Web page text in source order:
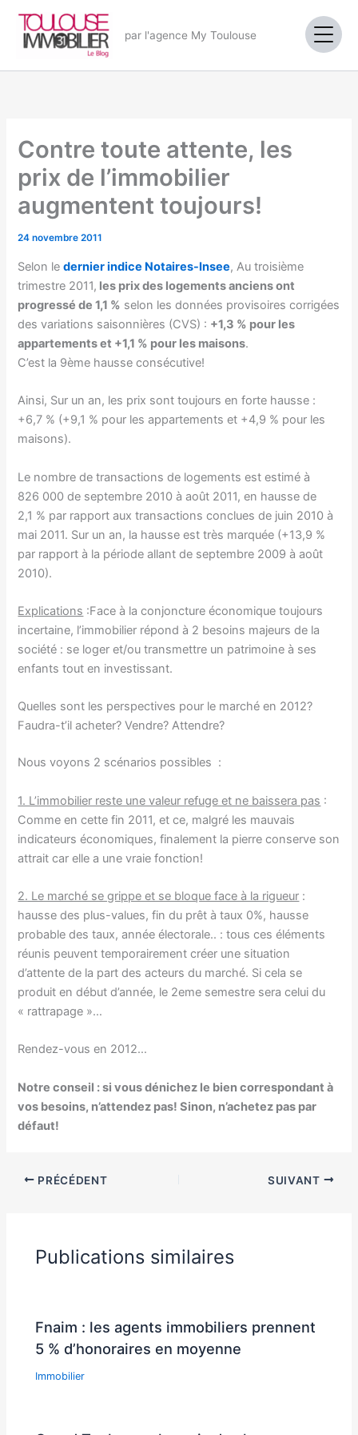
contenu
par l'agence My Toulouse
Contre toute attente, les
prix de l’immobilier
augmentent toujours!
24 novembre 2011
Selon ledernier indice Notaires-Insee, Au troisième
trimestre 2011, les prix des logements anciens ont
progressé de 1,1 % selon les données provisoires corrigées
des variations saisonnières (CVS) : +1,3 % pour les
appartements et +1,1 % pour les maisons.
C’est la 9ème hausse consécutive!
Ainsi, Sur un an, les prix sont toujours en forte hausse :
+6,7 % (+9,1 % pour les appartements et +4,9 % pour les
maisons).
Le nombre de transactions de logements est estimé à
826 000 de septembre 2010 à août 2011, en hausse de
2,1 % par rapport aux transactions conclues de juin 2010 à
mai 2011. Sur un an, la hausse est très marquée (+13,9 %
par rapport à la période allant de septembre 2009 à août
2010).
Explications :Face à la conjoncture économique toujours
incertaine, l’immobilier répond à 2 besoins majeurs de la
société : se loger et/ou transmettre un patrimoine à ses
enfants tout en investissant.
Quelles sont les perspectives pour le marché en 2012?
Faudra-t’il acheter? Vendre? Attendre?
Nous voyons 2 scénarios possibles :
1. L’immobilier reste une valeur refuge et ne baissera pas :
Comme en cette fin 2011, et ce, malgré les mauvais
indicateurs économiques, finalement la pierre conserve son
attrait car elle a une vraie fonction!
2. Le marché se grippe et se bloque face à la rigueur :
hausse des plus-values, fin du prêt à taux 0%, hausse
probable des taux, année électorale.. : tous ces éléments
réunis peuvent temporairement créer une situation
d’attente de la part des acteurs du marché. Si cela se
produit en début d’année, le 2eme semestre sera celui du
« rattrapage »…
Rendez-vous en 2012…
Notre conseil : si vous dénichez le bien correspondant à
vos besoins, n’attendez pas! Sinon, n’achetez pas par
défaut!
PRÉCÉDENT SUIVANT
Publications similaires
Fnaim : les agents immobiliers prennent
5 % d’honoraires en moyenne
Immobilier